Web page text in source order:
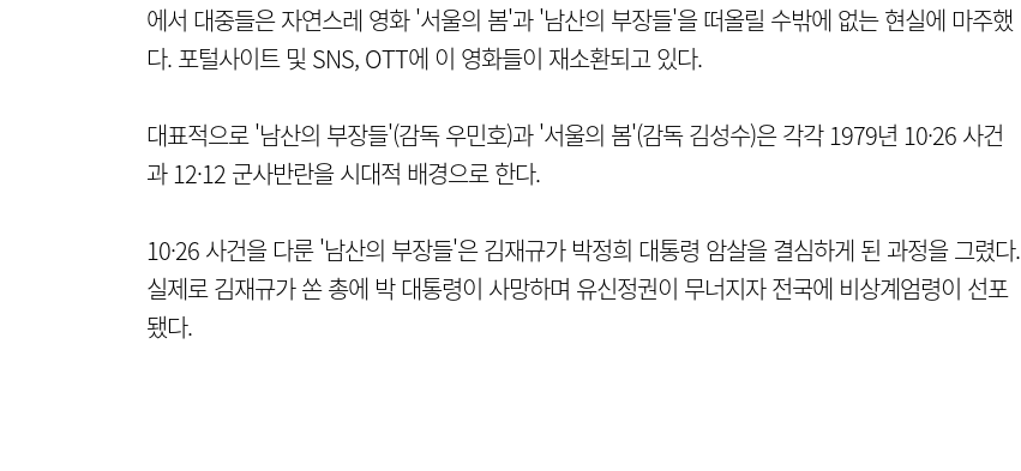
에서 대중들은 자연스레 영화 '서울의 봄'과 '남산의 부장들'을 떠올릴 수밖에 없는 현실에 마주했
다. 포털사이트 및 SNS, OTT에 이 영화들이 재소환되고 있다.
대표적으로 '남산의 부장들'(감독 우민호)과 '서울의 봄'(감독 김성수)은 각각 1979년 10·26 사건
과 12·12 군사반란을 시대적 배경으로 한다.
10·26 사건을 다룬 '남산의 부장들'은 김재규가 박정희 대통령 암살을 결심하게 된 과정을 그렸다.
실제로 김재규가 쏜 총에 박 대통령이 사망하며 유신정권이 무너지자 전국에 비상계엄령이 선포
됐다.